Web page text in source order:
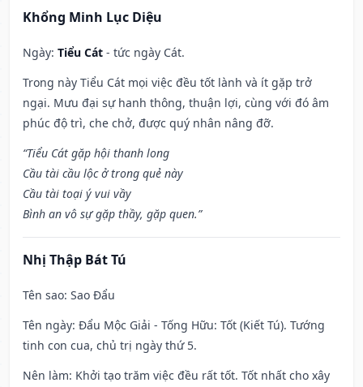
Khổng Minh Lục Diệu
Ngày: Tiểu Cát - tức ngày Cát.
Trong này Tiểu Cát mọi việc đều tốt lành và ít gặp trở
ngại. Mưu đại sự hanh thông, thuận lợi, cùng với đó âm
phúc độ trì, che chở, được quý nhân nâng đỡ.
“Tiểu Cát gặp hội thanh long
Cầu tài cầu lộc ở trong quẻ này
Cầu tài toại ý vui vầy
Bình an vô sự gặp thầy, gặp quen.”
Nhị Thập Bát Tú
Tên sao: Sao Đẩu
Tên ngày: Đẩu Mộc Giải - Tống Hữu: Tốt (Kiết Tú). Tướng
tinh con cua, chủ trị ngày thứ 5.
Nên làm: Khởi tạo trăm việc đều rất tốt. Tốt nhất cho xây